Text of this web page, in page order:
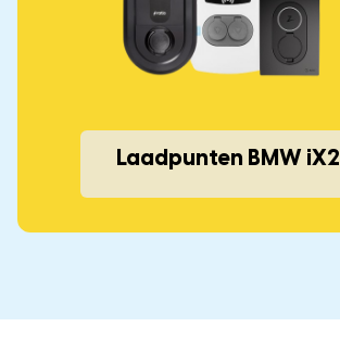
Laadpunten BMW iX2